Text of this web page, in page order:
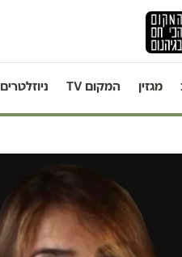
מגזין המקום TV ניוזלטרים